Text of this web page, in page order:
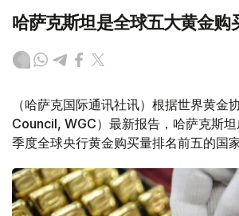
哈萨克斯坦是全球五大黄金购
（哈萨克国际通讯社讯）根据世界黄金
Council, WGC）最新报告，哈萨克斯
季度全球央行黄金购买量排名前五的国家